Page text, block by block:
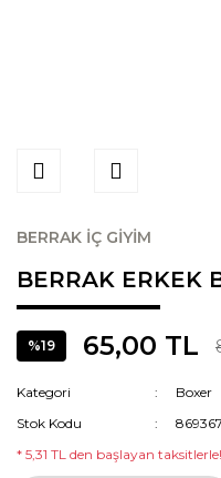
BERRAK İÇ GİYİM
BERRAK ERKEK
%19 65,00 TL
Kategori
Boxer
Stok Kodu
* 5,31 TL den başlayan taksitlerle!